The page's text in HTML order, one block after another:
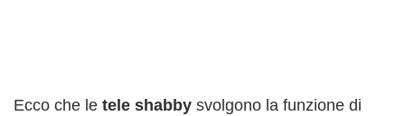
Ecco che le tele shabby svolgono la funzione di